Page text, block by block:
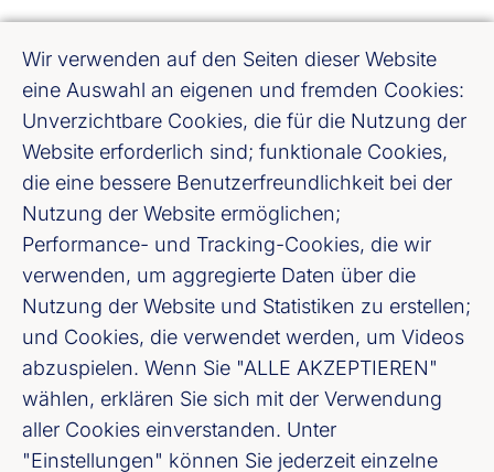
Wir verwenden auf den Seiten dieser Website
eine Auswahl an eigenen und fremden Cookies:
Unverzichtbare Cookies, die für die Nutzung der
Website erforderlich sind; funktionale Cookies,
die eine bessere Benutzerfreundlichkeit bei der
Nutzung der Website ermöglichen;
Performance- und Tracking-Cookies, die wir
verwenden, um aggregierte Daten über die
Nutzung der Website und Statistiken zu erstellen;
und Cookies, die verwendet werden, um Videos
abzuspielen. Wenn Sie "ALLE AKZEPTIEREN"
wählen, erklären Sie sich mit der Verwendung
aller Cookies einverstanden. Unter
"Einstellungen" können Sie jederzeit einzelne
Bankenverband Mitte e. V.
Weißfrauenstraße 12 - 16, 60311 Frankfurt
am Main
Fußzeile (Bankenverband Mitte)